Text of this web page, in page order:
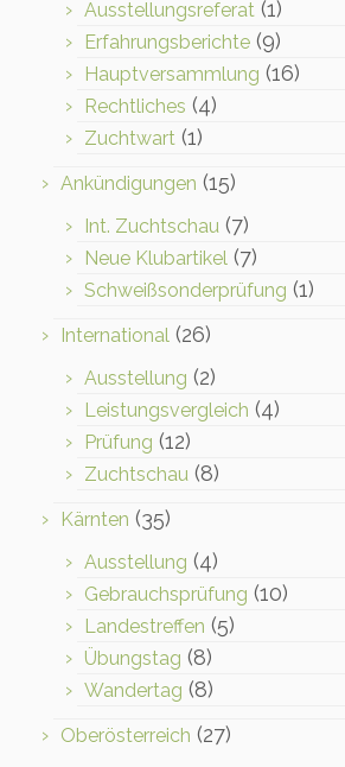
Ausstellungsreferat (1)
Erfahrungsberichte (9)
Hauptversammlung (16)
Rechtliches (4)
Zuchtwart (1)
Ankündigungen (15)
Int. Zuchtschau (7)
Neue Klubartikel (7)
Schweißsonderprüfung (1)
International (26)
Ausstellung (2)
Leistungsvergleich (4)
Prüfung (12)
Zuchtschau (8)
Kärnten (35)
Ausstellung (4)
Gebrauchsprüfung (10)
Landestreffen (5)
Übungstag (8)
Wandertag (8)
Oberösterreich (27)